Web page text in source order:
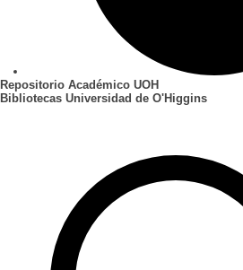
Repositorio Académico UOH
Bibliotecas Universidad de O'Higgins